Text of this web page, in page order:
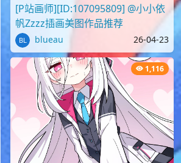
[P站画师][ID:107095809] @小小依
帆Zzzz插画美图作品推荐
blueau 26-04-23
1,116